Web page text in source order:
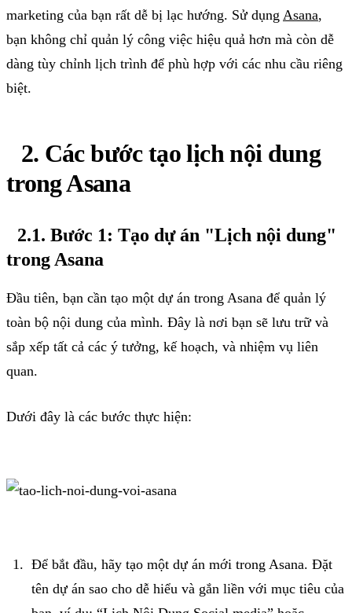
marketing của bạn rất dễ bị lạc hướng. Sử dụng Asana,
bạn không chỉ quản lý công việc hiệu quả hơn mà còn dễ
dàng tùy chỉnh lịch trình để phù hợp với các nhu cầu riêng
biệt.
2. Các bước tạo lịch nội dung
trong Asana
2.1. Bước 1: Tạo dự án "Lịch nội dung"
trong Asana
Đầu tiên, bạn cần tạo một dự án trong Asana để quản lý
toàn bộ nội dung của mình. Đây là nơi bạn sẽ lưu trữ và
sắp xếp tất cả các ý tưởng, kế hoạch, và nhiệm vụ liên
quan.
Dưới đây là các bước thực hiện:
Để bắt đầu, hãy tạo một dự án mới trong Asana. Đặt
tên dự án sao cho dễ hiểu và gắn liền với mục tiêu của